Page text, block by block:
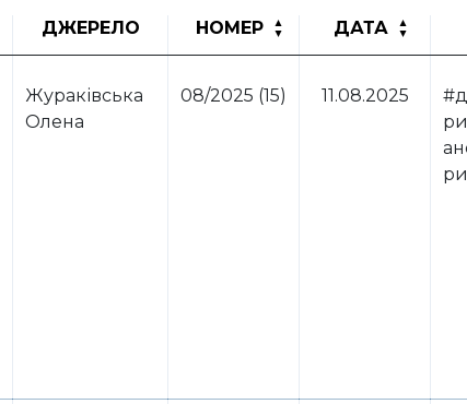
ДЖЕРЕЛО НОМЕР ДАТА
Жураківська
Олена
08/2025 (15) 11.08.2025